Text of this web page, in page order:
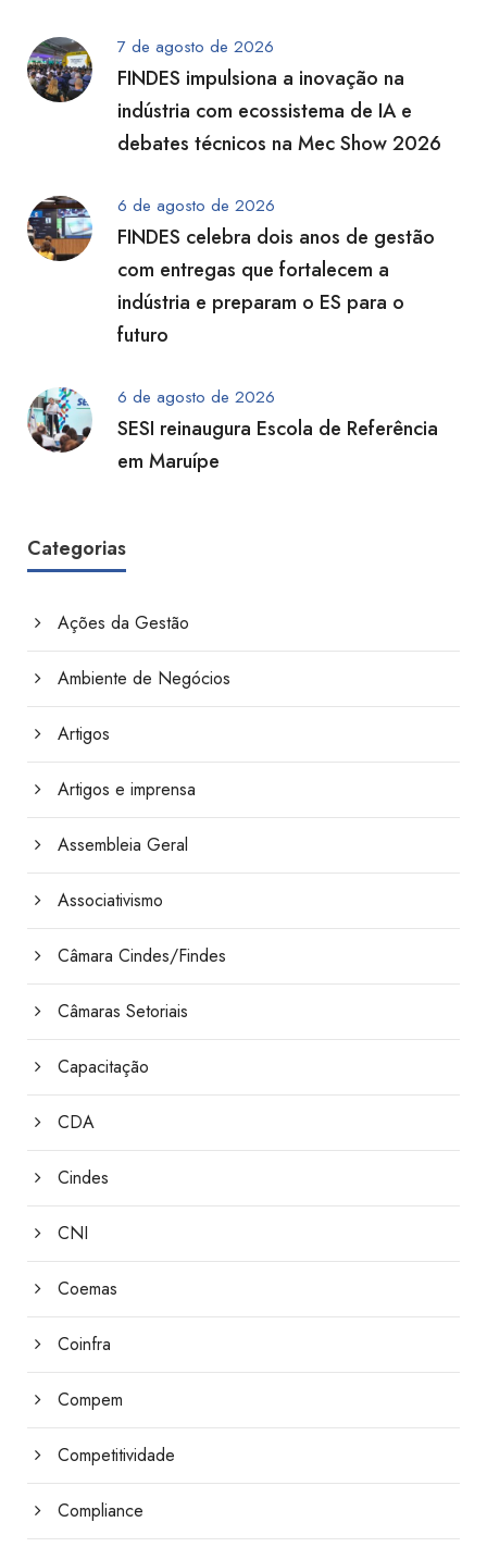
7 de agosto de 2026
FINDES impulsiona a inovação na
indústria com ecossistema de IA e
debates técnicos na Mec Show 2026
6 de agosto de 2026
FINDES celebra dois anos de gestão
com entregas que fortalecem a
indústria e preparam o ES para o
futuro
6 de agosto de 2026
SESI reinaugura Escola de Referência
em Maruípe
Categorias
Ações da Gestão
Ambiente de Negócios
Artigos
Artigos e imprensa
Assembleia Geral
Associativismo
Câmara Cindes/Findes
Câmaras Setoriais
Capacitação
CDA
Cindes
CNI
Coemas
Coinfra
Compem
Competitividade
Compliance